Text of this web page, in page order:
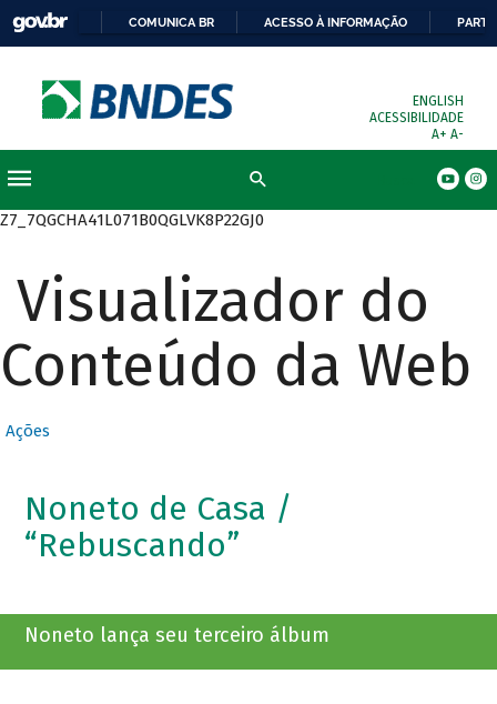
COMUNICA BR ACESSO À INFORMAÇÃO
ENGLISH
ACESSIBILIDADE
A+ A-
Z7_7QGCHA41L071B0QGLVK8P22GJ0
Visualizador do
Conteúdo da Web
Ações
Noneto de Casa /
“Rebuscando”
Noneto lança seu terceiro álbum